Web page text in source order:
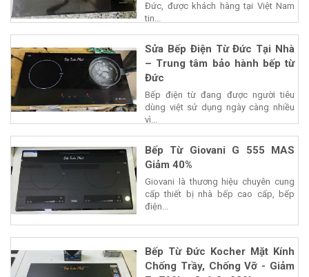
Đức, được khách hàng tại Việt Nam
tin...
Sửa Bếp Điện Từ Đức Tại Nhà
– Trung tâm bảo hành bếp từ
Đức
Bếp điện từ đang được người tiêu
dùng việt sử dụng ngày càng nhiều
vì...
Bếp Từ Giovani G 555 MAS
Giảm 40%
Giovani là thương hiệu chuyên cung
cấp thiết bị nhà bếp cao cấp, bếp
điện...
Bếp Từ Đức Kocher Mặt Kính
Chống Trầy, Chống Vỡ - Giảm